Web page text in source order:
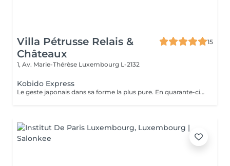
Villa Pétrusse Relais &
Châteaux
15
1, Av. Marie-Thérèse Luxembourg L-2132
Kobido Express
Le geste japonais dans sa forme la plus pure. En quarante-cinq minutes, ce massage facial ancestral aux mouvements précis relance la micro-circulation, dénoue les tensions du visage et redessine les traits. Un soin bref mais intense, pour un teint relancé et une sensation de fraîcheur immédiate, entre deux rendez-vous ou avant une soirée.